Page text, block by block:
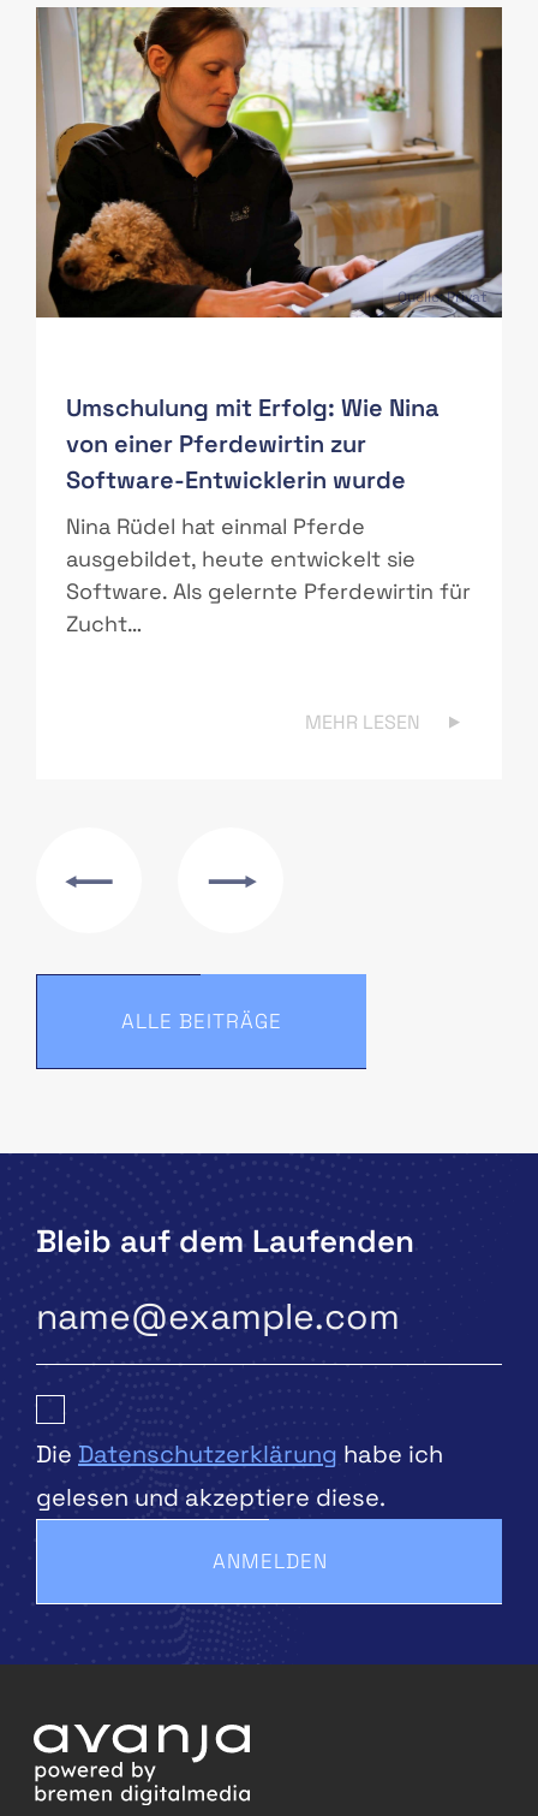
Quelle: Privat
Umschulung mit Erfolg: Wie Nina
von einer Pferdewirtin zur
Software-Entwicklerin wurde
Nina Rüdel hat einmal Pferde
ausgebildet, heute entwickelt sie
Software. Als gelernte Pferdewirtin für
Zucht…
MEHR LESEN
ALLE BEITRÄGE
Bleib auf dem Laufenden
Die Datenschutzerklärung habe ich
gelesen und akzeptiere diese.
ANMELDEN